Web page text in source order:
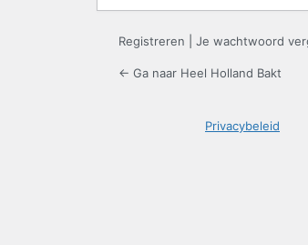
Registreren Je wachtwoord
← Ga naar Heel Holland Bakt
Privacybeleid